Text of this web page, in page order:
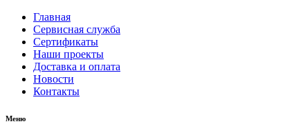
Главная
Сервисная служба
Сертификаты
Наши проекты
Доставка и оплата
Новости
Контакты
Меню